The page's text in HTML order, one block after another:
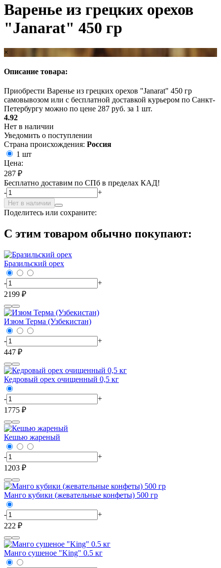
Варенье из грецких орехов
"Janarat" 450 гр
×
Описание товара:
Приобрести Варенье из грецких орехов "Janarat" 450 гр
самовывозом или с бесплатной доставкой курьером по Санкт-
Петербургу можно по цене 287 руб. за 1 шт.
4.92
Нет в наличии
Уведомить о поступлении
Страна происхождения: Россия
1 шт
Цена:
287 ₽
Бесплатно доставим по СПб в пределах КАД!
-
+
Нет в наличии
Поделитесь или сохраните:
С этим товаром обычно покупают:
Бразильский орех
-
+
2199 ₽
Изюм Терма (Узбекистан)
-
+
447 ₽
Кедровый орех очищенный 0,5 кг
-
+
1775 ₽
Кешью жареный
-
+
1203 ₽
Манго кубики (жевательные конфеты) 500 гр
-
+
222 ₽
Манго сушеное "King" 0.5 кг